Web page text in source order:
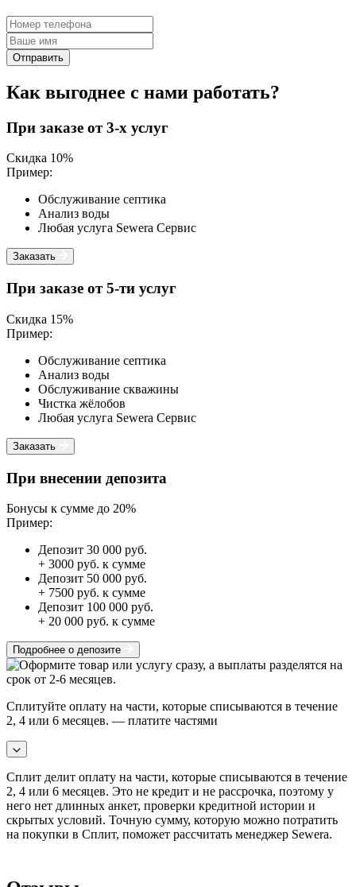
Отправить
Как выгоднее с нами работать?
При заказе от 3-х услуг
Скидка 10%
Пример:
Обслуживание септика
Анализ воды
Любая услуга Sewera Сервис
Заказать
При заказе от 5-ти услуг
Скидка 15%
Пример:
Обслуживание септика
Анализ воды
Обслуживание скважины
Чистка жёлобов
Любая услуга Sewera Сервис
Заказать
При внесении депозита
Бонусы к сумме до 20%
Пример:
Депозит 30 000 руб.
+ 3000 руб. к сумме
Депозит 50 000 руб.
+ 7500 руб. к сумме
Депозит 100 000 руб.
+ 20 000 руб. к сумме
Подробнее о депозите
Сплитуйте оплату на части, которые списываются в течение
2, 4 или 6 месяцев. — платите частями
Сплит делит оплату на части, которые списываются в течение
2, 4 или 6 месяцев. Это не кредит и не рассрочка, поэтому у
него нет длинных анкет, проверки кредитной истории и
скрытых условий. Точную сумму, которую можно потратить
на покупки в Сплит, поможет рассчитать менеджер Sewera.